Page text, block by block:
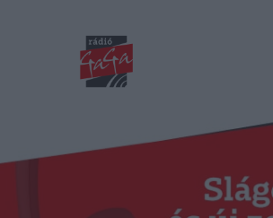
RÁDIÓ GAGA
Műsorok
Duma Duba